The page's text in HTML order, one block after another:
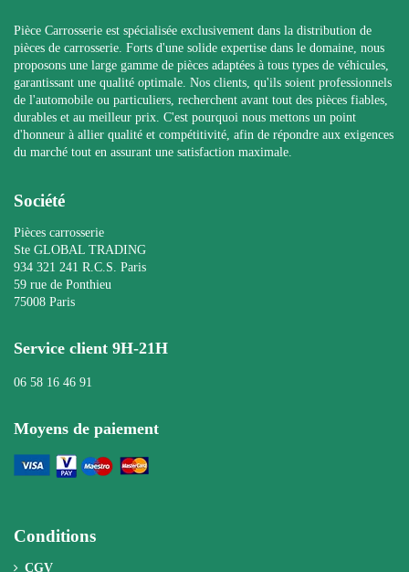
Pièce Carrosserie est spécialisée exclusivement dans la distribution de
pièces de carrosserie. Forts d'une solide expertise dans le domaine, nous
proposons une large gamme de pièces adaptées à tous types de véhicules,
garantissant une qualité optimale. Nos clients, qu'ils soient professionnels
de l'automobile ou particuliers, recherchent avant tout des pièces fiables,
durables et au meilleur prix. C'est pourquoi nous mettons un point
d'honneur à allier qualité et compétitivité, afin de répondre aux exigences
du marché tout en assurant une satisfaction maximale.
Société
Pièces carrosserie
Ste GLOBAL TRADING
934 321 241 R.C.S. Paris
59 rue de Ponthieu
75008 Paris
Service client 9H-21H
06 58 16 46 91
Moyens de paiement
Conditions
CGV